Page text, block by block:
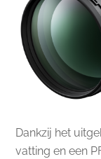
Dankzij het
vatting en een